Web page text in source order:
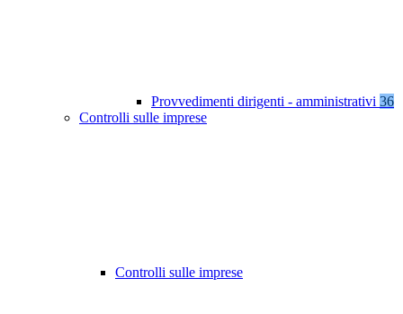
Provvedimenti dirigenti - amministrativi 36
Controlli sulle imprese
Controlli sulle imprese